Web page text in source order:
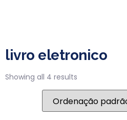
livro eletronico
Showing all 4 results